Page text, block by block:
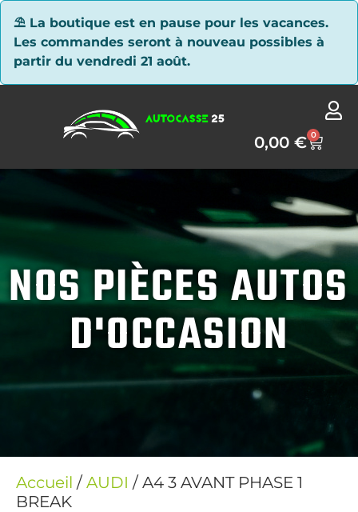
⛱ La boutique est en pause pour les vacances.
Les commandes seront à nouveau possibles à
partir du vendredi 21 août.
0,00€ 0
NOS PIÈCES AUTOS
D'OCCASION
Accueil / AUDI / A4 3 AVANT PHASE 1
BREAK
Panneau de gestion des cookies